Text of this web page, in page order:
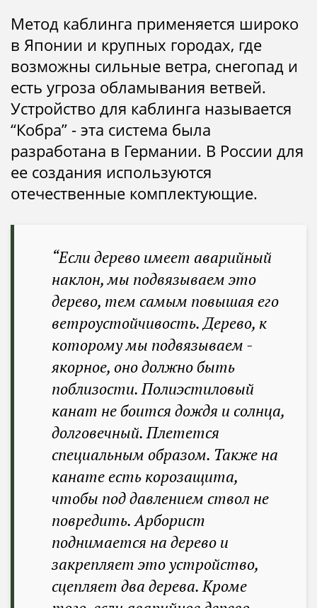
Метод каблинга применяется широко
в Японии и крупных городах, где
возможны сильные ветра, снегопад и
есть угроза обламывания ветвей.
Устройство для каблинга называется
“Кобра” - эта система была
разработана в Германии. В России для
ее создания используются
отечественные комплектующие.
“Если дерево имеет аварийный
наклон, мы подвязываем это
дерево, тем самым повышая его
ветроустойчивость. Дерево, к
которому мы подвязываем -
якорное, оно должно быть
поблизости. Полиэстиловый
канат не боится дождя и солнца,
долговечный. Плетется
специальным образом. Также на
канате есть корозащита,
чтобы под давлением ствол не
повредить. Арборист
поднимается на дерево и
закрепляет это устройство,
сцепляет два дерева. Кроме